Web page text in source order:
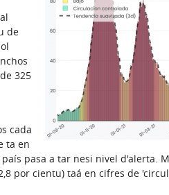
de
325
cada
ta en
pasa a tar nesi nivel d'alerta.
por cientu) taá en cifres de